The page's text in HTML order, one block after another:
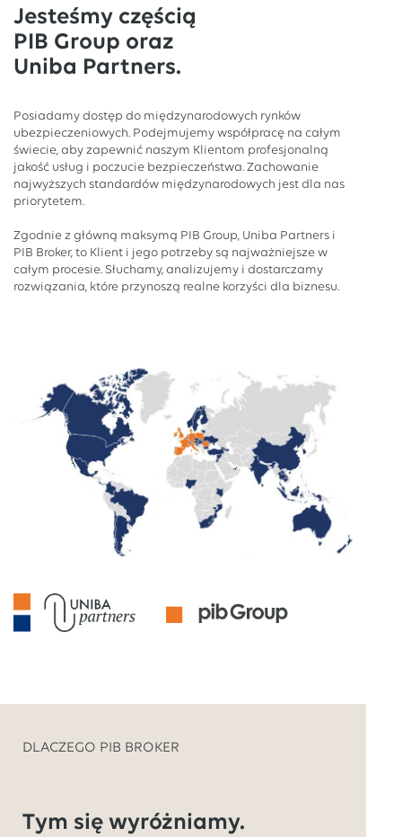
Jesteśmy częścią
PIB Group oraz
Uniba Partners.
Posiadamy dostęp do międzynarodowych rynków
ubezpieczeniowych. Podejmujemy współpracę na całym
świecie, aby zapewnić naszym Klientom profesjonalną
jakość usług i poczucie bezpieczeństwa. Zachowanie
najwyższych standardów międzynarodowych jest dla nas
priorytetem.
Zgodnie z główną maksymą PIB Group, Uniba Partners i
PIB Broker, to Klient i jego potrzeby są najważniejsze w
całym procesie. Słuchamy, analizujemy i dostarczamy
rozwiązania, które przynoszą realne korzyści dla biznesu.
DLACZEGO PIB BROKER
Tym się wyróżniamy.